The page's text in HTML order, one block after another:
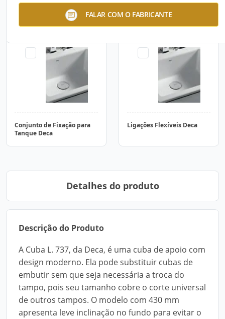
FALAR COM O FABRICANTE
Válvulas de Escoamento
do mictório Deca
Conjunto de Fixação para
Tanque Deca
Ligações Flexíveis Deca
Detalhes do produto
Descrição do Produto
A Cuba L. 737, da Deca, é uma cuba de apoio com
design moderno. Ela pode substituir cubas de
embutir sem que seja necessária a troca do
tampo, pois seu tamanho cobre o corte universal
de outros tampos. O modelo com 430 mm
apresenta leve inclinação no fundo para evitar o